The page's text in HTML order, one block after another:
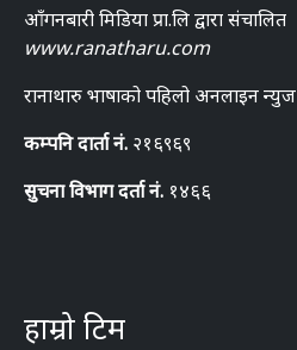
आँगनबारी मिडिया प्रा.लि द्वारा संचालित
www.ranatharu.com
रानाथारु भाषाको पहिलो अनलाइन
कम्पनि दार्ता नं. २१६९६९
सुचना विभाग दर्ता नं. १४६६
हाम्रो टिम